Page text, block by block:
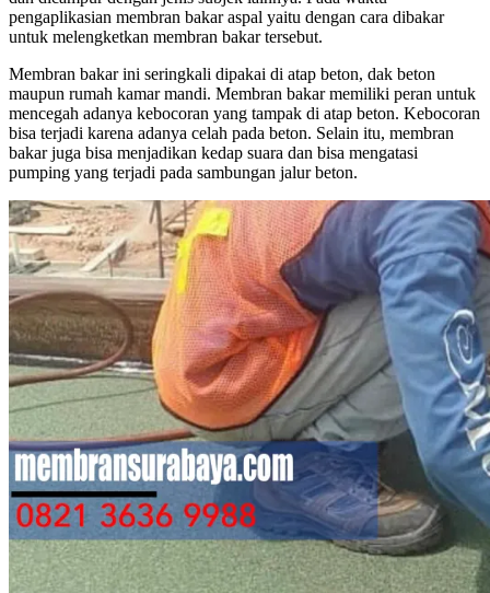
pengaplikasian membran bakar aspal yaitu dengan cara dibakar
untuk melengketkan membran bakar tersebut.
Membran bakar ini seringkali dipakai di atap beton, dak beton
maupun rumah kamar mandi. Membran bakar memiliki peran untuk
mencegah adanya kebocoran yang tampak di atap beton. Kebocoran
bisa terjadi karena adanya celah pada beton. Selain itu, membran
bakar juga bisa menjadikan kedap suara dan bisa mengatasi
pumping yang terjadi pada sambungan jalur beton.